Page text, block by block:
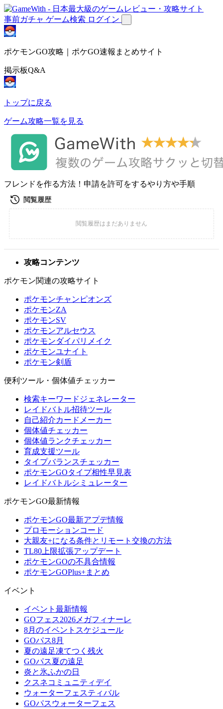
事前ガチャ ゲーム検索 ログイン
ポケモンGO攻略｜ポケGO速報まとめサイト
掲示板Q&A
トップに戻る
ゲーム攻略一覧を見る
フレンドを作る方法！申請を許可をするやり方や手順
攻略コンテンツ
ポケモン関連の攻略サイト
ポケモンチャンピオンズ
ポケモンZA
ポケモンSV
ポケモンアルセウス
ポケモンダイパリメイク
ポケモンユナイト
ポケモン剣盾
便利ツール・個体値チェッカー
検索キーワードジェネレーター
レイドバトル招待ツール
自己紹介カードメーカー
個体値チェッカー
個体値ランクチェッカー
育成支援ツール
タイプバランスチェッカー
ポケモンGOタイプ相性早見表
レイドバトルシミュレーター
ポケモンGO最新情報
ポケモンGO最新アプデ情報
プロモーションコード
大親友+になる条件とリモート交換の方法
TL80上限拡張アップデート
ポケモンGOの不具合情報
ポケモンGOPlus+まとめ
イベント
イベント最新情報
GOフェス2026メガフィナーレ
8月のイベントスケジュール
GOパス8月
夏の遠足凍てつく残火
GOパス夏の遠足
炎と氷ふかの日
クスネコミュニティデイ
ウォーターフェスティバル
GOパスウォーターフェス